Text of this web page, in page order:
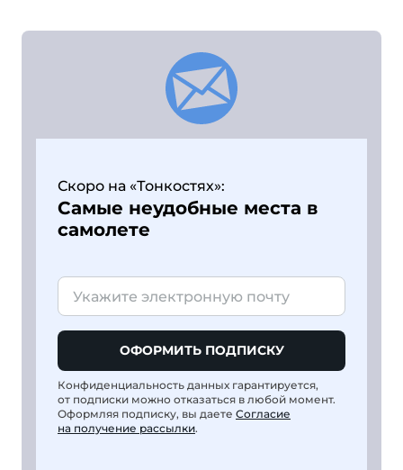
Скоро на «Тонкостях»:
Самые неудобные места в
самолете
ОФОРМИТЬ ПОДПИСКУ
Конфиденциальность данных гарантируется,
от подписки можно отказаться в любой момент.
Оформляя подписку, вы даете Согласие
на получение рассылки.